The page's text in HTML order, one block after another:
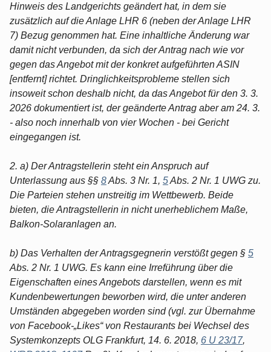
Hinweis des Landgerichts geändert hat, in dem sie
zusätzlich auf die Anlage LHR 6 (neben der Anlage LHR
7) Bezug genommen hat. Eine inhaltliche Änderung war
damit nicht verbunden, da sich der Antrag nach wie vor
gegen das Angebot mit der konkret aufgeführten ASIN
[entfernt] richtet. Dringlichkeitsprobleme stellen sich
insoweit schon deshalb nicht, da das Angebot für den 3. 3.
2026 dokumentiert ist, der geänderte Antrag aber am 24. 3.
- also noch innerhalb von vier Wochen - bei Gericht
eingegangen ist.
2. a) Der Antragstellerin steht ein Anspruch auf
Unterlassung aus §§ 8Abs. 3 Nr. 1, 5Abs. 2 Nr. 1 UWG zu.
Die Parteien stehen unstreitig im Wettbewerb. Beide
bieten, die Antragstellerin in nicht unerheblichem Maße,
Balkon-Solaranlagen an.
b) Das Verhalten der Antragsgegnerin verstößt gegen § 5
Abs. 2 Nr. 1 UWG. Es kann eine Irreführung über die
Eigenschaften eines Angebots darstellen, wenn es mit
Kundenbewertungen beworben wird, die unter anderen
Umständen abgegeben worden sind (vgl. zur Übernahme
von Facebook-„Likes“ von Restaurants bei Wechsel des
Systemkonzepts OLG Frankfurt, 14. 6. 2018, 6 U 23/17,